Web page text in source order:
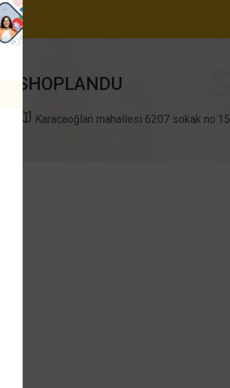
SHOPLANDU
Karacaoğlan mahallesi 6207 sokak no:15